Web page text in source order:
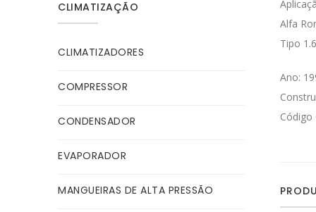
Alfa
Tipo 1.6
Ano:
Código
CLIMATIZAÇÃO
CLIMATIZADORES
COMPRESSOR
CONDENSADOR
EVAPORADOR
MANGUEIRAS DE ALTA PRESSÃO